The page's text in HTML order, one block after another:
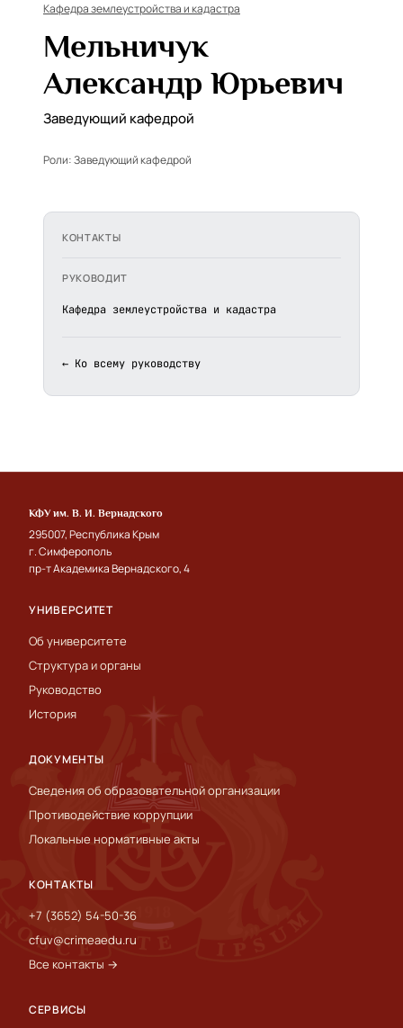
Кафедра землеустройства и кадастра
Мельничук
Александр Юрьевич
Заведующий кафедрой
Роли:Заведующий кафедрой
КОНТАКТЫ
РУКОВОДИТ
Кафедра землеустройства и кадастра
← Ко всему руководству
КФУ им. В. И. Вернадского
295007, Республика Крым
г. Симферополь
пр-т Академика Вернадского, 4
УНИВЕРСИТЕТ
Об университете
Структура и органы
Руководство
История
ДОКУМЕНТЫ
Сведения об образовательной организации
Противодействие коррупции
Локальные нормативные акты
КОНТАКТЫ
+7 (3652) 54-50-36
cfuv@crimeaedu.ru
Все контакты →
СЕРВИСЫ